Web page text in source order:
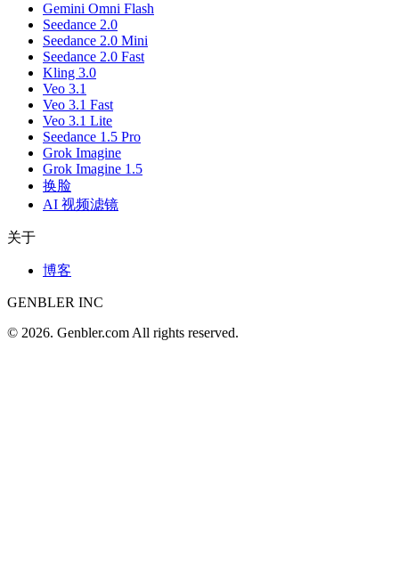
Gemini Omni Flash
Seedance 2.0
Seedance 2.0 Mini
Seedance 2.0 Fast
Kling 3.0
Veo 3.1
Veo 3.1 Fast
Veo 3.1 Lite
Seedance 1.5 Pro
Grok Imagine
Grok Imagine 1.5
换脸
AI 视频滤镜
关于
博客
GENBLER INC
© 2026. Genbler.com All rights reserved.